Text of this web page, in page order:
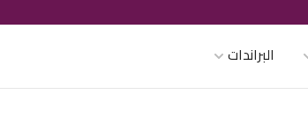
البراندات